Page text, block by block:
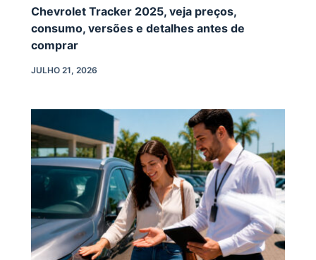
Chevrolet Tracker 2025, veja preços,
consumo, versões e detalhes antes de
comprar
JULHO 21, 2026